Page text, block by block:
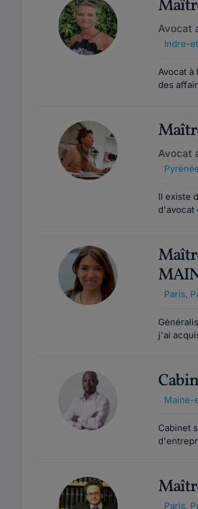
Avocat
Indre-
Avocat
des
Avocat
Il existe
d'avocat
Paris,
j'ai
Maine-
Cabinet
Paris,